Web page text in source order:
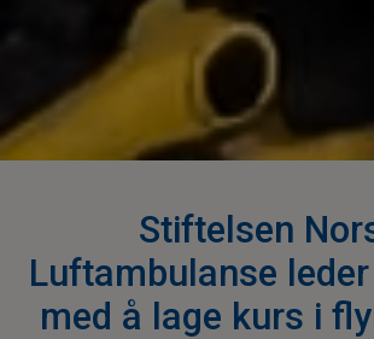
Stiftelsen
Luftambulanse
med å lage kurs i